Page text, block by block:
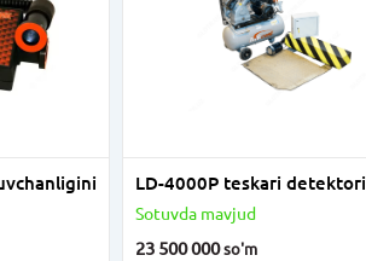
LD-4000P teskari detektori
Sotuvda mavjud
23 500 000so'm